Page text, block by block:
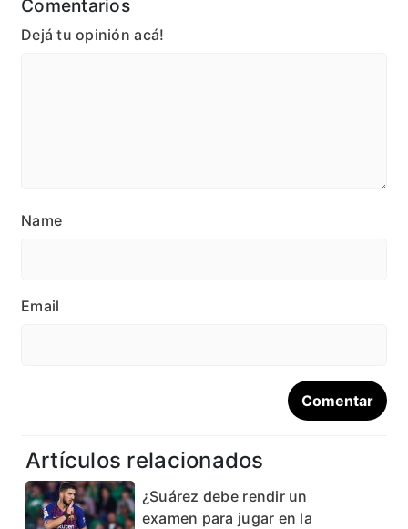
Comentarios
Dejá tu opinión acá!
Name
Email
Artículos relacionados
¿Suárez debe rendir un
examen para jugar en la